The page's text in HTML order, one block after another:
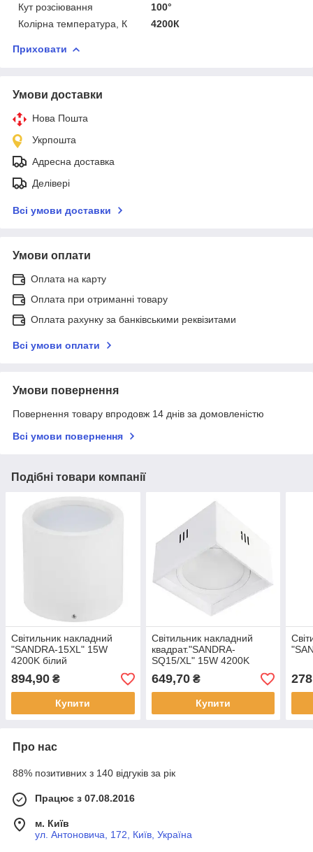
Кут розсіювання
100°
Колірна температура, К
4200К
Приховати
Умови доставки
Нова Пошта
Укрпошта
Адресна доставка
Делівері
Всі умови доставки
Умови оплати
Оплата на карту
Оплата при отриманні товару
Оплата рахунку за банківськими реквізитами
Всі умови оплати
Умови повернення
Повернення товару впродовж 14 днів за домовленістю
Всі умови повернення
Подібні товари компанії
Світильник накладний
"SANDRA-15XL" 15W
4200K білий
894,90 ₴
Купити
Світильник накладний
квадрат."SANDRA-
SQ15/XL" 15W 4200K
білий
649,70₴
Купити
Про нас
88% позитивних з 140 відгуків за рік
Працює з 07.08.2016
м. Київ
ул. Антоновича, 172, Київ, Україна